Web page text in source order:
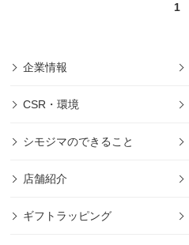
1
企業情報
CSR・環境
シモジマのできること
店舗紹介
ギフトラッピング